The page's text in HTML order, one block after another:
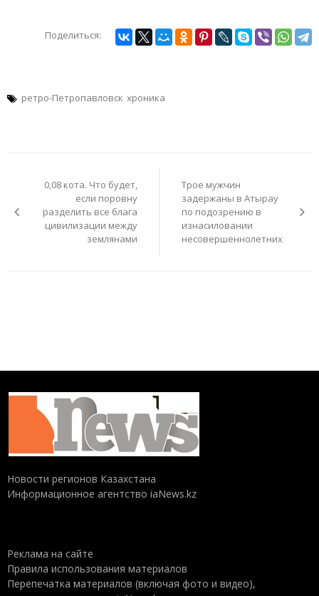
Поделиться:
ретро-Петропавловск хроника
записям0,08 кота. Что будет,
если поровну
разделить все блага
цивилизации между
землянами
Трое мужчин
задержаны в Атырау
по подозрению в
изнасиловании
несовершеннолетних
Новости регионов Казахстана
Информационное агентство iaNews.kz
Реклама на сайте
Правила использования материалов
Перепечатка материалов (включая фото и видео),